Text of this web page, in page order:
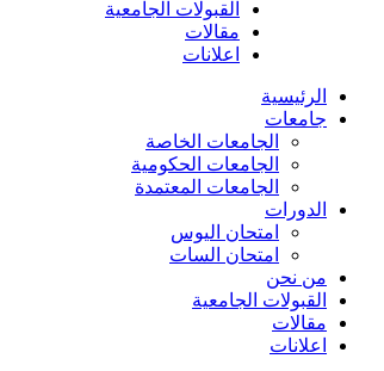
القبولات الجامعية
مقالات
اعلانات
الرئيسية
جامعات
الجامعات الخاصة
الجامعات الحكومية
الجامعات المعتمدة
الدورات
امتحان اليوس
امتحان السات
من نحن
القبولات الجامعية
مقالات
اعلانات